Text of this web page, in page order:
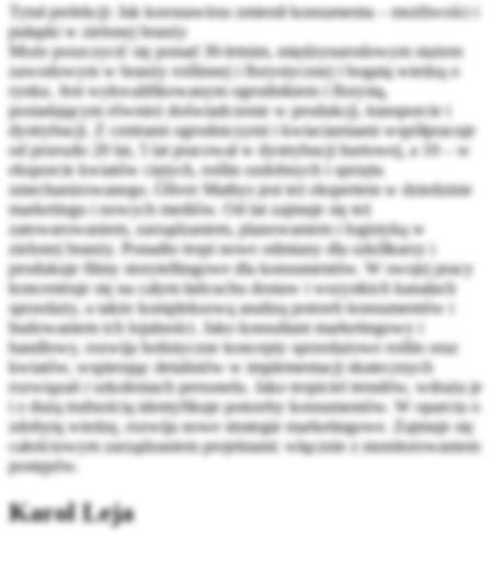
Tytuł prelekcji: Jak koronawirus zmienił konsumenta – możliwości i
pułapki w zielonej branży
Może poszczycić się ponad 30-letnim, międzynarodowym stażem
zawodowym w branży roślinnej i florystycznej i bogatą wiedzą o
rynku. Jest wykwalifikowanym ogrodnikiem i florystą,
posiadającym również doświadczenie w produkcji, transporcie i
dystrybucji. Z centrami ogrodniczymi i kwiaciarniami współpracuje
od przeszło 20 lat, 5 lat pracował w dystrybucji hurtowej, a 10 – w
eksporcie kwiatów ciętych, roślin ozdobnych i sprzętu
zmechanizowanego. Oliver Mathys jest też ekspertem w dziedzinie
marketingu i nowych mediów. Od lat zajmuje się też
zatowarowaniem, zarządzaniem, planowaniem i logistyką w
zielonej branży. Ponadto tropi nowe odmiany dla szkółkarzy i
produkuje filmy storytellingowe dla konsumentów. W swojej pracy
koncentruje się na całym łańcuchu dostaw i wszystkich kanałach
sprzedaży, a także kompleksową analizą potrzeb konsumentów i
budowaniem ich lojalności. Jako konsultant marketingowy i
handlowy, rozwija holistyczne koncepty sprzedażowe roślin oraz
kwiatów, wspierając detalistów w implementacji skutecznych
rozwiązań i szkoleniach personelu. Jako tropiciel trendów, wdraża je
i z dużą trafnością identyfikuje potrzeby konsumentów. W oparciu o
zdobytą wiedzę, rozwija nowe strategie marketingowe. Zajmuje się
całościowym zarządzaniem projektami: włącznie z monitorowaniem
postępów.
Karol Leja